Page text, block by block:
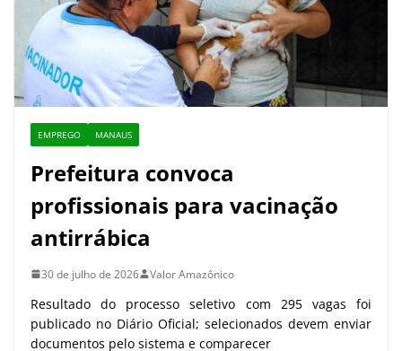
EMPREGO MANAUS
Prefeitura convoca
profissionais para vacinação
antirrábica
30 de julho de 2026 Valor Amazônico
Resultado do processo seletivo com 295 vagas foi
publicado no Diário Oficial; selecionados devem enviar
documentos pelo sistema e comparecer